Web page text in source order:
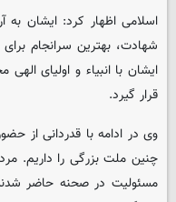
اسلامی اظهار کرد: ایشان به
شهادت، بهترین سرانجام
ایشان با انبیاء و اولیای
قرار گیرد.
وی در ادامه با قدردانی از
چنین ملت بزرگی را داریم.
مسئولیت در صحنه حاضر